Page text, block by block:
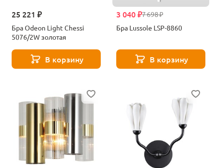
25 221 ₽
Бра Odeon Light Chessi
5076/2W золотая
В корзину
7 698 ₽
3 040 ₽
Бра Lussole LSP-8860
В корзину